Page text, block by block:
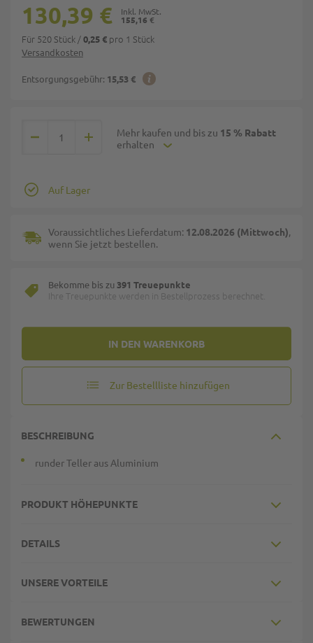
Versandkosten
Entsorgungsgebühr: 15,53 €
155,16 €
130,39 €
Für 520 Stück /0,25 € pro 1 Stück
Mehr kaufen und bis zu 15 % Rabatt
erhalten
IN DEN WARENKORB
Auf Lager
Voraussichtliches Lieferdatum: 12.08.2026 (Mittwoch),
wenn Sie jetzt bestellen.
Bekomme bis zu 391 Treuepunkte
Ihre Treuepunkte werden in Bestellprozess berechnet.
Zur Bestellliste hinzufügen
BESCHREIBUNG
runder Teller aus Aluminium
PRODUKT HÖHEPUNKTE
DETAILS
UNSERE VORTEILE
BEWERTUNGEN